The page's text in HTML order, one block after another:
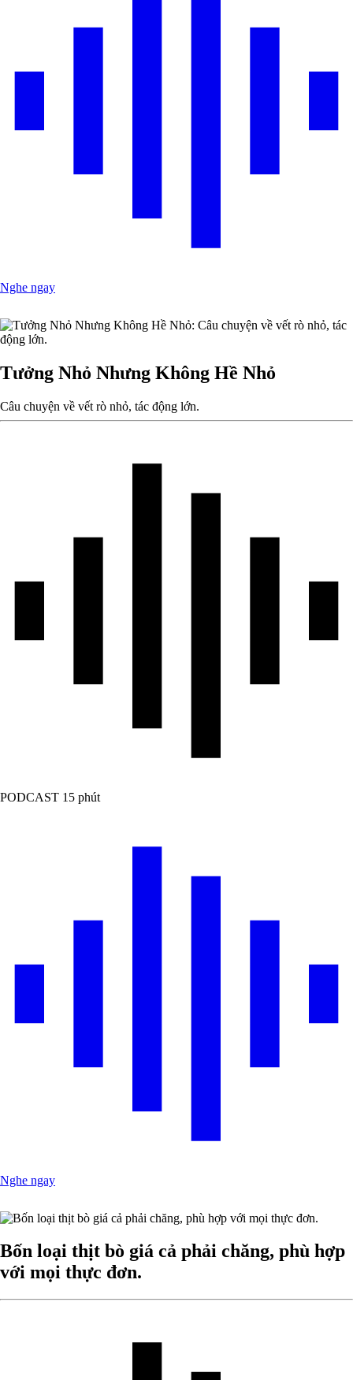
Nghe ngay
Tưởng Nhỏ Nhưng Không Hề Nhỏ
Câu chuyện về vết rò nhỏ, tác động lớn.
PODCAST 15 phút
Nghe ngay
Bốn loại thịt bò giá cả phải chăng, phù hợp
với mọi thực đơn.